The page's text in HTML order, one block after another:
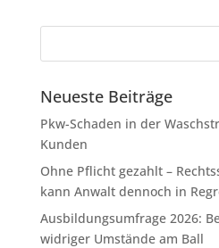
Neueste Beiträge
Pkw-Schaden in der
Kunden
Ohne Pflicht gezahlt –
kann Anwalt dennoch in
Ausbildungsumfrage 2026:
widriger Umstände am Ball